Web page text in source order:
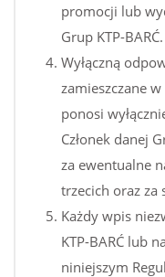
promocji lub
Grup KTP-BARĆ.
Wyłączną
zamieszczane
ponosi
Członek danej
za ewentualne
trzecich oraz za
Każdy wpis
KTP-BARĆ lub
niniejszym